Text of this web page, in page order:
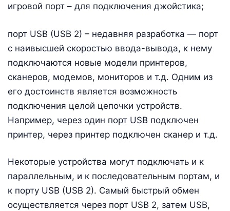
игровой порт – для подключения джойстика;
порт USB (USB 2) – недавняя разработка — порт
с наивысшей скоростью ввода-вывода, к нему
подключаются новые модели принтеров,
сканеров, модемов, мониторов и т.д. Одним из
его достоинств является возможность
подключения целой цепочки устройств.
Например, через один порт USB подключен
принтер, через принтер подключен сканер и т.д.
Некоторые устройства могут подключать и к
параллельным, и к последовательным портам, и
к порту USB (USB 2). Самый быстрый обмен
осуществляется через порт USB 2, затем USB,